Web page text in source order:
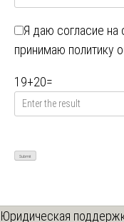
Я даю согласие
принимаю политику
19+20=
Юридическая